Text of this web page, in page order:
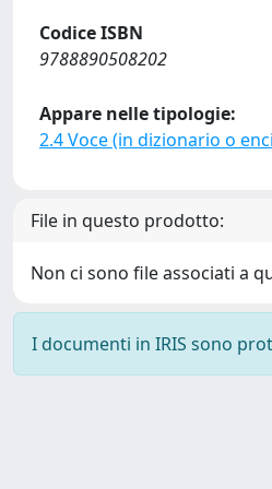
Codice ISBN
9788890508202
Appare nelle tipologie:
2.4 Voce (in dizionario o
File in questo prodotto:
Non ci sono file associati a
I documenti in IRIS sono